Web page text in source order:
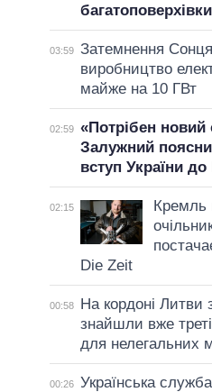
багатоповерхівки
03:59 Затемнення
виробництво
майже на 10 ГВт
02:59 «Потрібен
Залужний
вступ України
02:15
Кремль
Die Zeit
00:58
На кордоні Литви
знайшли вже
для нелегальних
00:26 Українська